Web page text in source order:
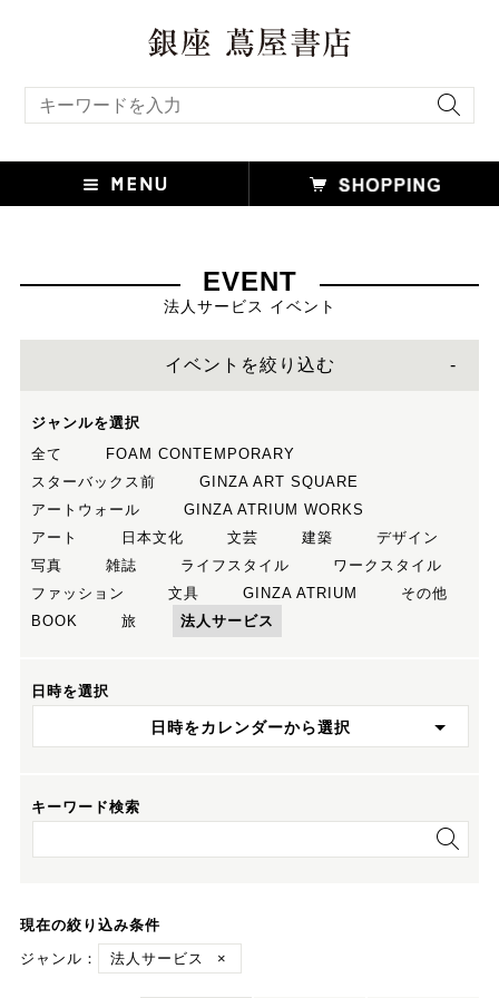
EVENT
法人サービス イベント
イベントを絞り込む
ジャンルを選択
全て
FOAM CONTEMPORARY
スターバックス前
GINZA ART SQUARE
アートウォール
GINZA ATRIUM WORKS
アート
日本文化 文芸 建築
デザイン
写真
雑誌 ライフスタイル
ワークスタイル
ファッション
文具 GINZA ATRIUM
その他
BOOK
旅 法人サービス
日時を選択
日時をカレンダーから選択
キーワード検索
現在の絞り込み条件
ジャンル：
法人サービス ×